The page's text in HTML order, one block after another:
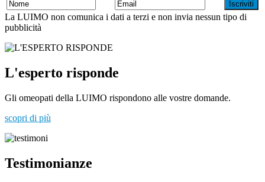
La LUIMO non comunica i dati a terzi e non invia nessun tipo di
pubblicità
L'esperto risponde
Gli omeopati della LUIMO rispondono alle vostre domande.
scopri di più
Testimonianze